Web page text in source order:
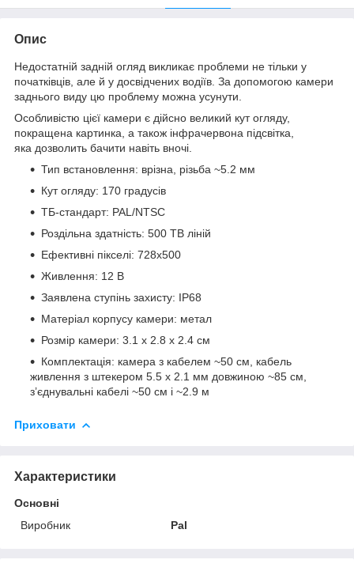
Опис
Недостатній задній огляд викликає проблеми не тільки у
початківців, але й у досвідчених водіїв. За допомогою камери
заднього виду цю проблему можна усунути.
Особливістю цієї камери є дійсно великий кут огляду,
покращена картинка, а також інфрачервона підсвітка,
яка дозволить бачити навіть вночі.
Тип встановлення: врізна, різьба ~5.2 мм
Кут огляду: 170 градусів
ТБ-стандарт: PAL/NTSC
Роздільна здатність: 500 ТВ ліній
Ефективні пікселі: 728x500
Живлення: 12 В
Заявлена ступінь захисту: IP68
Матеріал корпусу камери: метал
Розмір камери: 3.1 х 2.8 x 2.4 см
Комплектація: камера з кабелем ~50 см, кабель
живлення з штекером 5.5 x 2.1 мм довжиною ~85 см,
з’єднувальні кабелі ~50 см і ~2.9 м
Приховати
Характеристики
Основні
Виробник
Pal